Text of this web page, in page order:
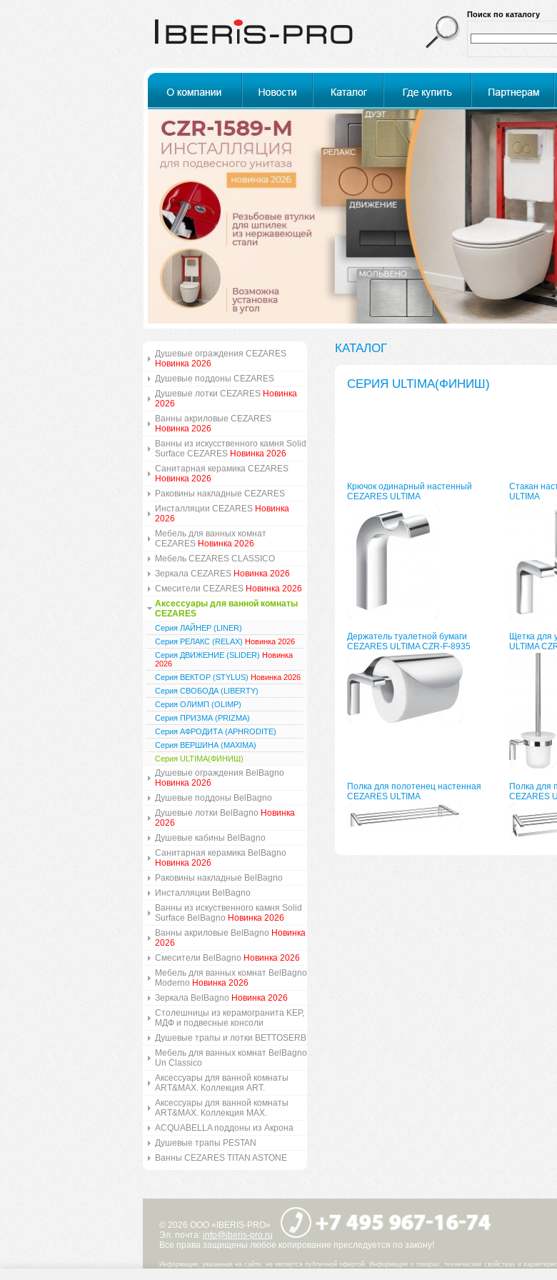
Поиск по каталогу
Душевые ограждения CEZARES
Новинка 2026
Душевые поддоны CEZARES
Душевые лотки CEZARES Новинка
2026
Ванны акриловые CEZARES
Новинка 2026
Ванны из искусственного камня Solid
Surface CEZARES Новинка 2026
Санитарная керамика CEZARES
Новинка 2026
Раковины накладные CEZARES
Инсталляции CEZARES Новинка
2026
Мебель для ванных комнат
CEZARES Новинка 2026
Мебель CEZARES CLASSICO
Зеркала CEZARES Новинка 2026
Смесители CEZARES Новинка 2026
Аксессуары для ванной комнаты
CEZARES
Серия ЛАЙНЕР (LINER)
Серия РЕЛАКС (RELAX) Новинка 2026
Серия ДВИЖЕНИЕ (SLIDER) Новинка
2026
Серия ВЕКТОР (STYLUS) Новинка 2026
Серия СВОБОДА (LIBERTY)
Серия ОЛИМП (OLIMP)
Серия ПРИЗМА (PRIZMA)
Серия АФРОДИТА (APHRODITE)
Серия ВЕРШИНА (MAXIMA)
Серия ULTIMA(ФИНИШ)
Душевые ограждения BelBagno
Новинка 2026
Душевые поддоны BelBagno
Душевые лотки BelBagno Новинка
2026
Душевые кабины BelBagno
Санитарная керамика BelBagno
Новинка 2026
Раковины накладные BelBagno
Инсталляции BelBagno
Ванны из искуственного камня Solid
Surface BelBagno Новинка 2026
Ванны акриловые BelBagno Новинка
2026
Смесители BelBagno Новинка 2026
Мебель для ванных комнат BelBagno
Moderno Новинка 2026
Зеркала BelBagno Новинка 2026
Столешницы из керамогранита KEP,
МДФ и подвесные консоли
Душевые трапы и лотки BETTOSERB
Мебель для ванных комнат BelBagno
Un Classico
Аксессуары для ванной комнаты
ART&MAX. Коллекция ART.
Аксессуары для ванной комнаты
ART&MAX. Коллекция MAX.
ACQUABELLA поддоны из Акрона
Душевые трапы PESTAN
Ванны CEZARES TITAN ASTONE
КАТАЛОГ
СЕРИЯ ULTIMA(ФИНИШ)
Крючок одинарный настенный
CEZARES ULTIMA
Стакан
ULTIMA
Держатель туалетной бумаги
CEZARES ULTIMA CZR-F-8935
Щетка для
ULTIMA
Полка для полотенец настенная
CEZARES ULTIMA
Полка для
CEZARES
© 2026 ООО «IBERIS-PRO»
Эл. почта: info@iberis-pro.ru
Все права защищены любое копирование преследуется по закону!
Информация, указанная на сайте, не является публичной офертой. Информация о товарах, технических свойствах и